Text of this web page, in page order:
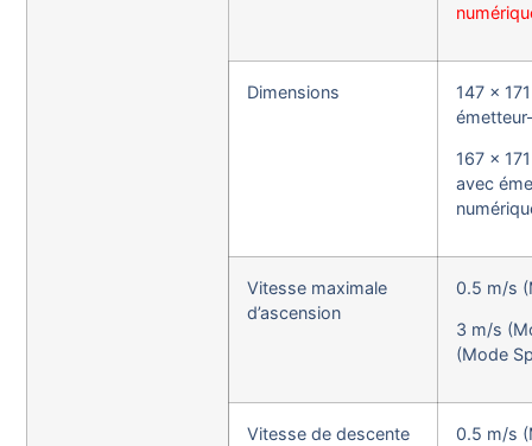
Dimensions
147 ×
167 ×
avec
Vitesse maximale
d’ascension
0.5 m/s
3 m/s
(Mode
Vitesse de descente
0.5 m/s